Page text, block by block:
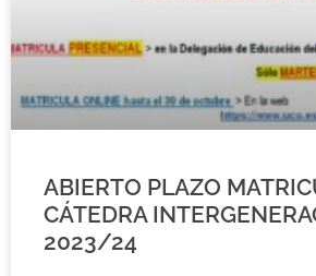
ABIERTO PLAZO
CÁTEDRA
2023/24